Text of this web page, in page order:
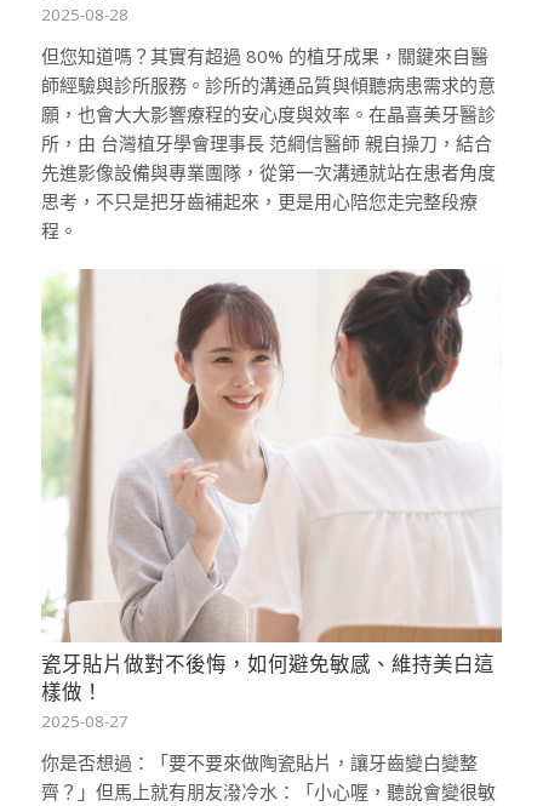
2025-08-28
但您知道嗎？其實有超過 80% 的植牙成果，關鍵來自醫
師經驗與診所服務。診所的溝通品質與傾聽病患需求的意
願，也會大大影響療程的安心度與效率。在晶喜美牙醫診
所，由 台灣植牙學會理事長 范綱信醫師 親自操刀，結合
先進影像設備與專業團隊，從第一次溝通就站在患者角度
思考，不只是把牙齒補起來，更是用心陪您走完整段療
程。
瓷牙貼片做對不後悔，如何避免敏感、維持美白這
樣做！
2025-08-27
你是否想過：「要不要來做陶瓷貼片，讓牙齒變白變整
齊？」但馬上就有朋友潑冷水：「小心喔，聽說會變很敏